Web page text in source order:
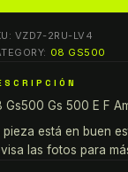
VZD7-2RU-LV4
08 GS500
Gs500 Gs 500 E F
pieza está en buen
las fotos para